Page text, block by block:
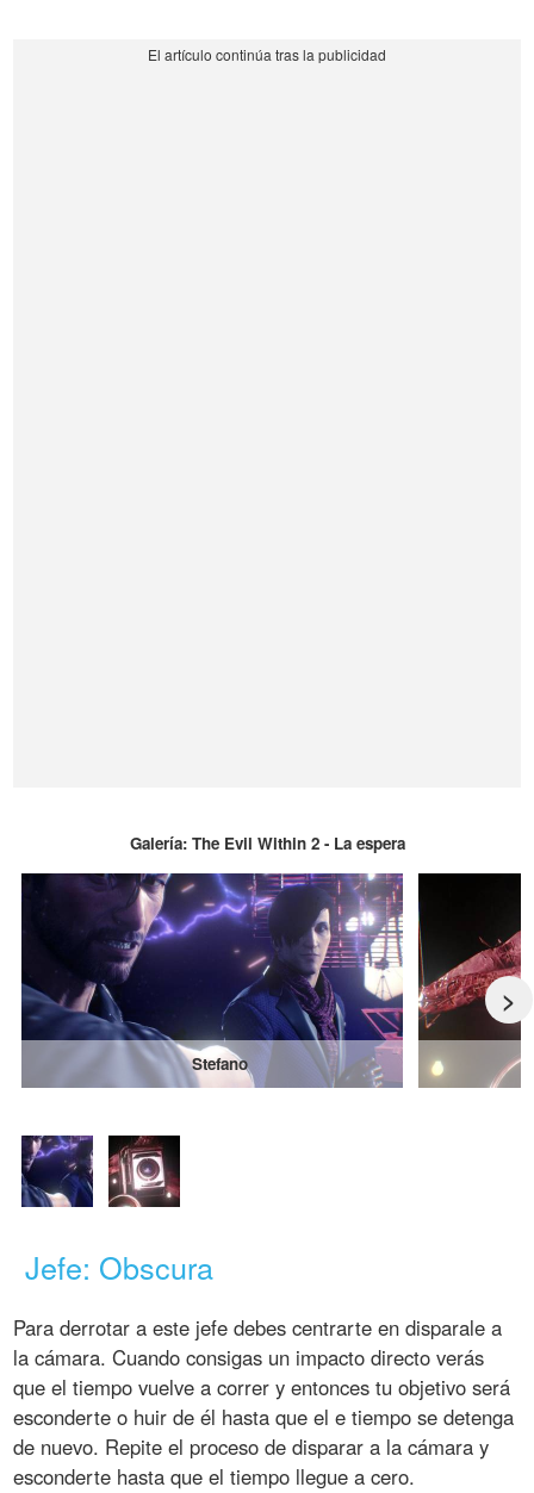
Galería: The Evil Within 2 - La espera
>
Stefano
Jefe: Obscura
Para derrotar a este jefe debes centrarte en disparale a
la cámara. Cuando consigas un impacto directo verás
que el tiempo vuelve a correr y entonces tu objetivo será
esconderte o huir de él hasta que el e tiempo se detenga
de nuevo. Repite el proceso de disparar a la cámara y
esconderte hasta que el tiempo llegue a cero.